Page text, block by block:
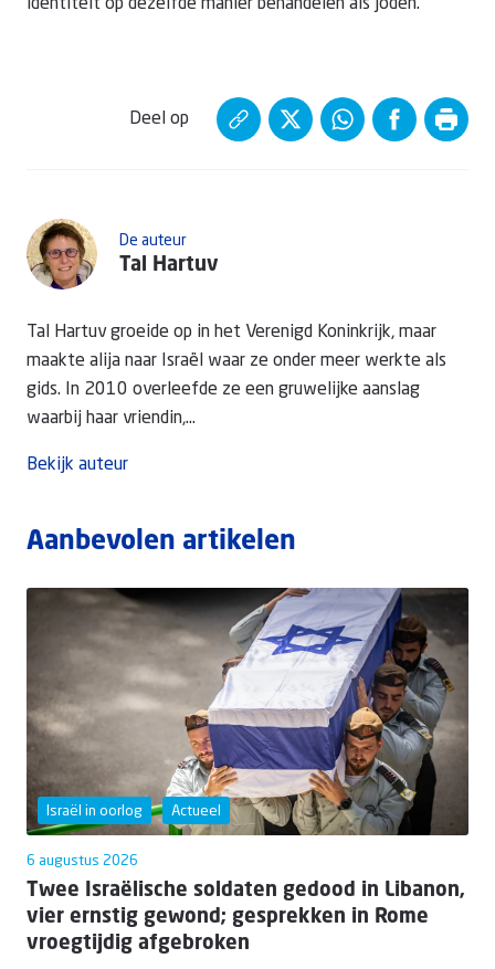
identiteit op dezelfde manier behandelen als Joden.
De auteur
Tal Hartuv
Tal Hartuv groeide op in het Verenigd Koninkrijk, maar
maakte alija naar Israël waar ze onder meer werkte als
gids. In 2010 overleefde ze een gruwelijke aanslag
waarbij haar vriendin,...
Bekijk auteur
Deel op
Aanbevolen artikelen
Israël in oorlog Actueel
6 augustus 2026
Twee Israëlische soldaten gedood in Libanon,
vier ernstig gewond; gesprekken in Rome
vroegtijdig afgebroken